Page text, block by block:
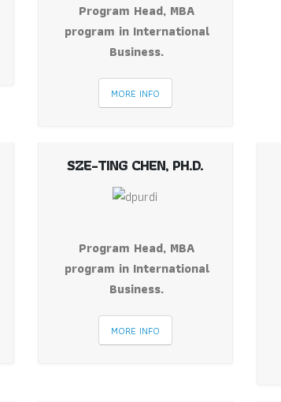
Program Head, MBA
program in International
Business.
MORE INFO
SZE-TING CHEN, PH.D.
Program Head, MBA
program in International
Business.
MORE INFO